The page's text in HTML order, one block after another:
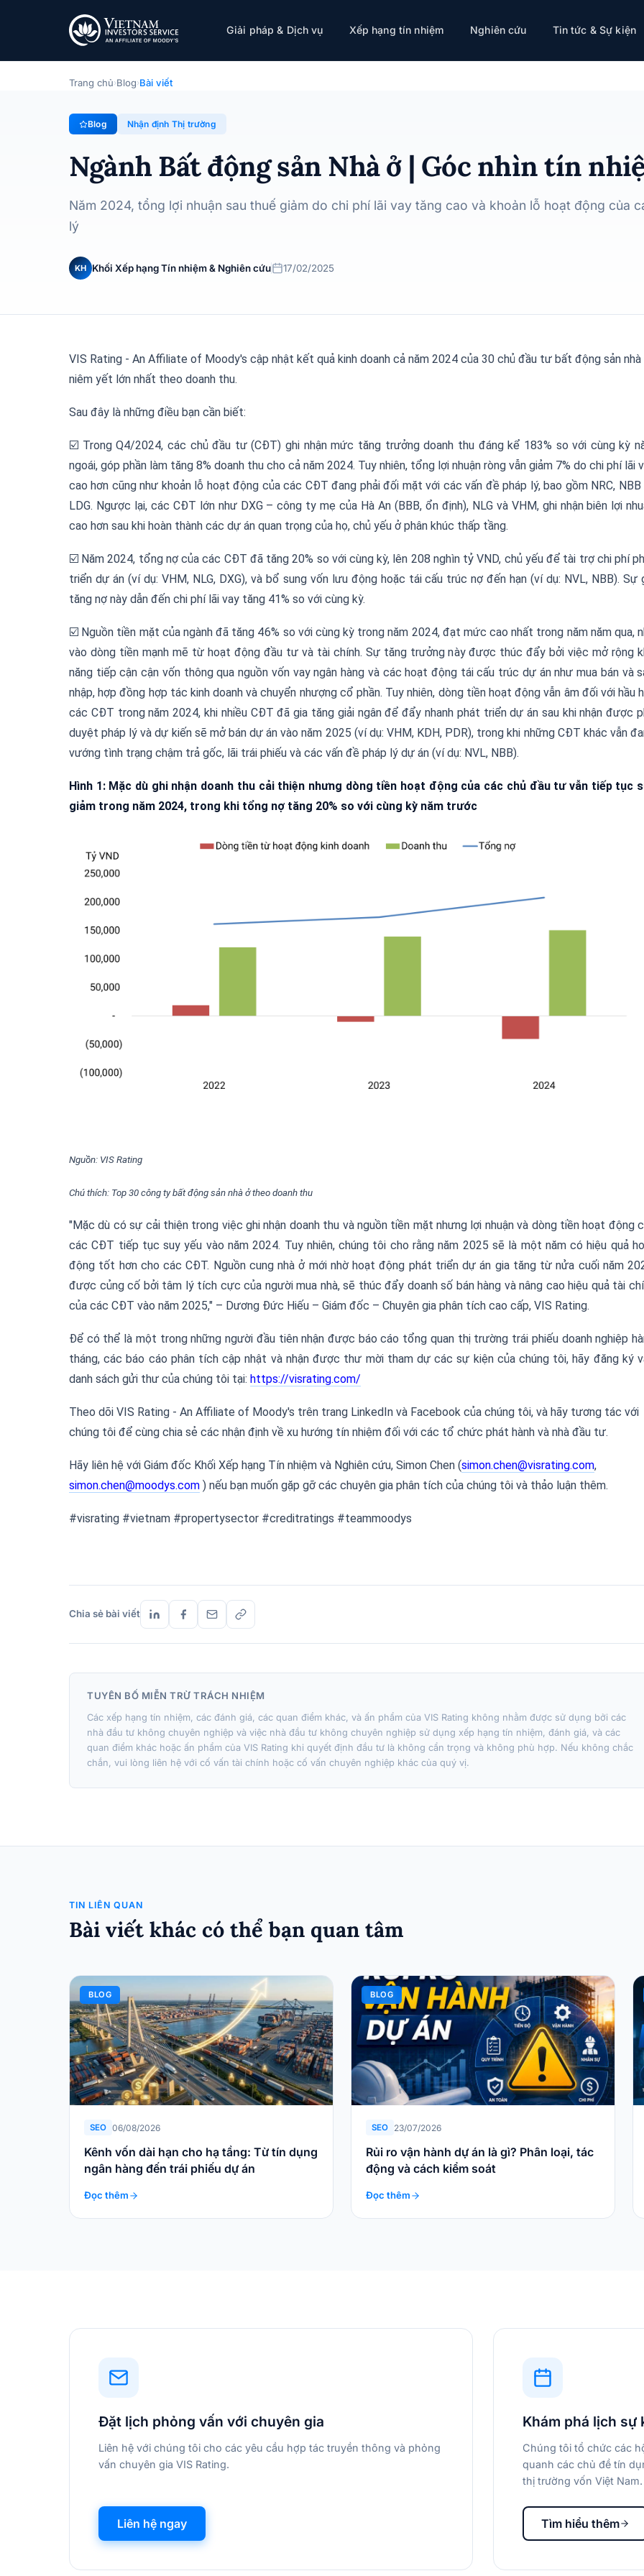
Giải pháp & Dịch vụ Xếp hạng tín nhiệm Nghiên cứu Tin tức & Sự kiện
Ngành Bất động sản Nhà ở | Góc nhìn tín nhiệm 17/02/2025
Nhận định Thị trường
Trang chủ›Blog›Bài viết
Blog Nhận định Thị trường
Ngành Bất động sản Nhà ở | Góc nhìn tín
Năm 2024, tổng lợi nhuận sau thuế giảm do chi phí lãi vay tăng cao và khoản lỗ hoạt động của
lý
KH Khối Xếp hạng Tín nhiệm & Nghiên cứu 17/02/2025
VIS Rating - An Affiliate of Moody's cập nhật kết quả kinh doanh cả năm 2024 của 30 chủ đầu tư bất động sản nhà
niêm yết lớn nhất theo doanh thu.
Sau đây là những điều bạn cần biết:
☑️ Trong Q4/2024, các chủ đầu tư(CĐT) ghi nhận mức tăng trưởng doanh thu đáng kể 183% so với cùng kỳ n
ngoái, góp phần làm tăng 8% doanh thu cho cả năm 2024. Tuy nhiên, tổng lợi nhuận ròng vẫn giảm 7% do chi phílãi
cao hơn cũng như khoản lỗ hoạtđộng của các CĐTđang phảiđối mặt với các vấn đề pháp lý, bao gồm NRC, NBB
LDG. Ngược lại, các CĐT lớn nhưDXG – công ty mẹ của Hà An (BBB, ổn định), NLG vàVHM, ghi nhận biên lợi nhu
cao hơn sau khi hoàn thành các dự án quan trọng của họ, chủ yếu ở phân khúc thấp tầng.
☑️ Năm 2024, tổng nợcủa các CĐT đãtăng 20% so với cùng kỳ, lên 208 nghìn tỷ VND, chủyếuđể tài trợchi phí
triển dự án (vídụ: VHM, NLG, DXG), vàbổ sung vốn lưu động hoặc tái cấu trúc nợ đến hạn (vídụ: NVL, NBB). Sự
tăng nợ này dẫn đến chi phílãi vay tăng 41% so với cùng kỳ.
☑️ Nguồn tiền mặt của ngànhđã tăng 46% so với cùng kỳ trong năm 2024, đạt mức cao nhất trong năm năm qua,
vào dòng tiền mạnh mẽ từhoạt động đầu tưvàtài chính. Sựtăng trưởng nàyđược thúcđẩy bởi việc mở rộng
năng tiếp cận cận vốn thông qua nguồn vốn vay ngân hàng vàcác hoạtđộng tái cấu trúc dự án như mua bán vàs
nhập, hợpđồng hợp tác kinh doanh và chuyển nhượng cổ phần. Tuy nhiên, dòng tiền hoạtđộng vẫn âm đối với hầu h
các CĐT trong năm 2024, khi nhiều CĐTđã gia tăng giải ngânđể đẩy nhanh phát triển dự án sau khi nhận được
duyệt pháp lý và dự kiến ​​sẽ mở bán dự án vào năm 2025 (ví dụ: VHM, KDH, PDR), trong khi những CĐT khác vẫn
vướng tình trạng chậm trả gốc, lãi trái phiếu và các vấn đề pháp lý dự án (ví dụ: NVL, NBB).
Hình 1: Mặc dù ghi nhận doanh thu cải thiện nhưng dòng tiền hoạt động của các chủ đầu tư vẫn tiếp tục
giảm trong năm 2024, trong khi tổng nợ tăng 20% so với cùng kỳ năm trước
Nguồn: VIS Rating
Chú thích: Top 30 công ty bất động sản nhà ở theo doanh thu
"Mặc dù có sự cải thiện trong việc ghi nhận doanh thu và nguồn tiền mặt nhưng lợi nhuận và dòng tiền hoạt động
các CĐT tiếp tục suy yếu vào năm 2024. Tuy nhiên, chúng tôi cho rằng năm 2025 sẽ là một năm có hiệu quả
động tốt hơn cho các CĐT. Nguồn cung nhà ở mới nhờ hoạt động phát triển dự án gia tăng từ nửa cuối năm
được củng cố bởi tâm lý tích cực của người mua nhà, sẽ thúc đẩy doanh số bán hàng và nâng cao hiệu quả tài
của các CĐT vào năm 2025," – Dương Đức Hiếu – Giám đốc – Chuyên gia phân tích cao cấp, VIS Rating.
Để có thể là một trong những người đầu tiên nhận được báo cáo tổng quan thị trường trái phiếu doanh nghiệp
tháng, các báo cáo phân tích cập nhật và nhận được thư mời tham dự các sự kiện của chúng tôi, hãy đăng ký
danh sách gửi thư của chúng tôi tại: https://visrating.com/
Theo dõi VIS Rating - An Affiliate of Moody's trên trang LinkedIn và Facebook của chúng tôi, và hãy tương tác với
chúng tôi để cùng chia sẻ các nhận định về xu hướng tín nhiệm đối với các tổ chức phát hành và nhà đầu tư.
Hãy liên hệ với Giám đốc Khối Xếp hạng Tín nhiệm và Nghiên cứu, Simon Chen (simon.chen@visrating.com,
simon.chen@moodys.com ) nếu bạn muốn gặp gỡ các chuyên gia phân tích của chúng tôi và thảo luận thêm.
#visrating #vietnam #propertysector #creditratings #teammoodys
Chia sẻ bài viết
TUYÊN BỐ MIỄN TRỪ TRÁCH NHIỆM
Các xếp hạng tín nhiệm, các đánh giá, các quan điểm khác, và ấn phẩm của VIS Rating không nhằm được sử dụng bởi các
nhà đầu tư không chuyên nghiệp và việc nhà đầu tư không chuyên nghiệp sử dụng xếp hạng tín nhiệm, đánh giá, và các
quan điểm khác hoặc ấn phẩm của VIS Rating khi quyết định đầu tư là không cẩn trọng và không phù hợp. Nếu không chắc
chắn, vui lòng liên hệ với cố vấn tài chính hoặc cố vấn chuyên nghiệp khác của quý vị.
TIN LIÊN QUAN
Bài viết khác có thể bạn quan tâm
BLOG
SEO 06/08/2026
Kênh vốn dài hạn cho hạ tầng: Từ tín dụng
ngân hàng đến trái phiếu dự án
Đọc thêm
BLOG
SEO 23/07/2026
Rủi ro vận hành dự án là gì? Phân loại, tác
động và cách kiểm soát
Đọc thêm
Đặt lịch phỏng vấn với chuyên gia
Liên hệ với chúng tôi cho các yêu cầu hợp tác truyền thông và phỏng
vấn chuyên gia VIS Rating.
Liên hệ ngay
Khám phá lịch sự
Chúng tôi tổ chức các
quanh các chủ đề tín
thị trường vốn Việt Nam.
Tìm hiểu thêm